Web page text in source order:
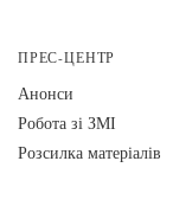
ПРЕС-ЦЕНТР
Анонси
Робота зі ЗМІ
Розсилка матеріалів